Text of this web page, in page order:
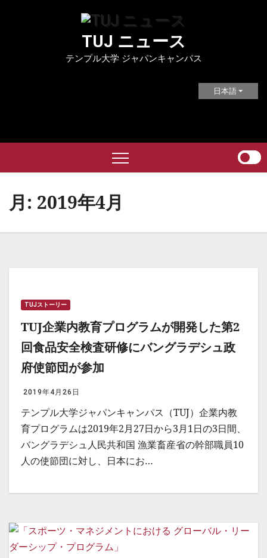
TUJ ニュース
テンプル大学 ジャパンキャンパス
日本語
月: 2019年4月
TUJストーリー
TUJ企業内教育プログラムが開発した第2
回食品安全検査研修にバングラデシュ政
府使節団が参加
2019年4月26日
テンプル大学ジャパンキャンパス（TUJ）企業内教
育プログラムは2019年2月27日から3月1日の3日間、
バングラデシュ人民共和国 漁業畜産省の幹部職員10
人の使節団に対し、日本にお…